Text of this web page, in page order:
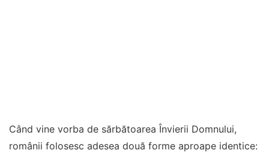
Când vine vorba de sărbătoarea Învierii Domnului,
românii folosesc adesea două forme aproape identice: